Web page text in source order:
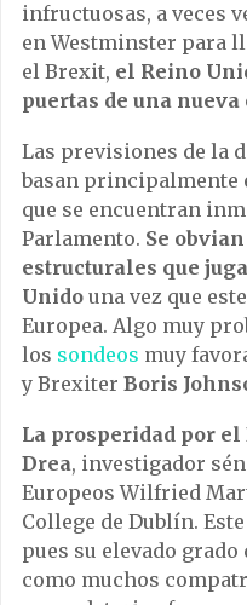
infructuosas, a veces
en Westminster para
el Brexit, el Reino
puertas de una
Las previsiones de la
basan principalmente
que se encuentran
Parlamento. Se
estructurales que
Unido una vez que
Europea. Algo muy
los sondeos muy
y Brexiter Boris
La prosperidad por
Drea, investigador
Europeos Wilfried
College de Dublín. Este
pues su elevado
como muchos